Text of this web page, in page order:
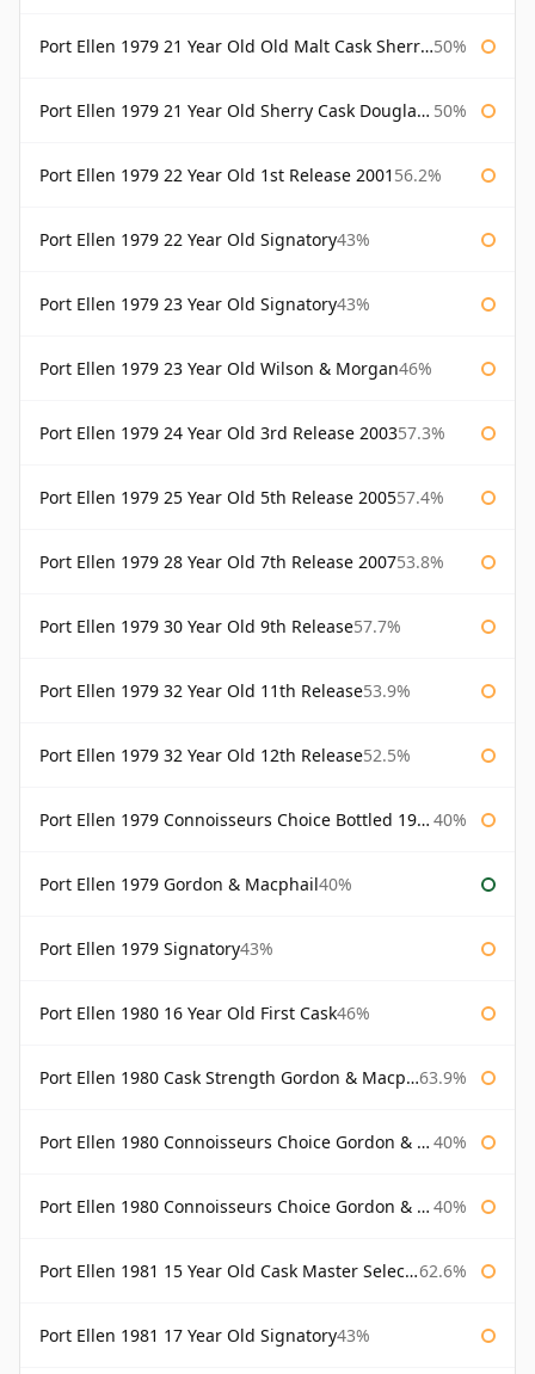
Port Ellen 1979 21 Year Old Old Malt Cask Sherry Cask Douglas Laing 50%
Port Ellen 1979 21 Year Old Sherry Cask Douglas Laing Old Malt Cask 50%
Port Ellen 1979 22 Year Old 1st Release 2001 56.2%
Port Ellen 1979 22 Year Old Signatory43%
Port Ellen 1979 23 Year Old Signatory43%
Port Ellen 1979 23 Year Old Wilson & Morgan46%
Port Ellen 1979 24 Year Old 3rd Release 200357.3%
Port Ellen 1979 25 Year Old 5th Release 200557.4%
Port Ellen 1979 28 Year Old 7th Release 200753.8%
Port Ellen 1979 30 Year Old 9th Release57.7%
Port Ellen 1979 32 Year Old 11th Release53.9%
Port Ellen 1979 32 Year Old 12th Release52.5%
Port Ellen 1979 Connoisseurs Choice Bottled 1995 Gordon & Macphail 40%
Port Ellen 1979 Gordon & Macphail40%
Port Ellen 1979 Signatory43%
Port Ellen 1980 16 Year Old First Cask46%
Port Ellen 1980 Cask Strength Gordon & Macphail 63.9%
Port Ellen 1980 Connoisseurs Choice Gordon & Macphail 40%
Port Ellen 1980 Connoisseurs Choice Gordon & Macphail 19 Year Old 40%
Port Ellen 1981 15 Year Old Cask Master Selection 62.6%
Port Ellen 1981 17 Year Old Signatory43%